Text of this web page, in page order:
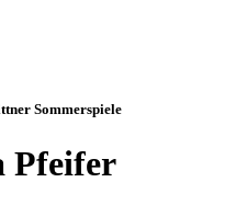
Sommerspiele
Pfeifer